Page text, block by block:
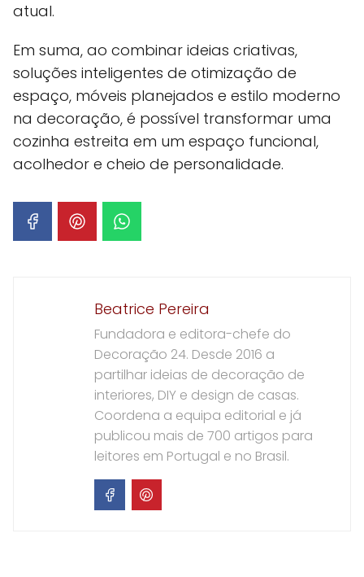
atual.
Em suma, ao combinar ideias criativas,
soluções inteligentes de otimização de
espaço, móveis planejados e estilo moderno
na decoração, é possível transformar uma
cozinha estreita em um espaço funcional,
acolhedor e cheio de personalidade.
Beatrice Pereira
Fundadora e editora-chefe do
Decoração 24. Desde 2016 a
partilhar ideias de decoração de
interiores, DIY e design de casas.
Coordena a equipa editorial e já
publicou mais de 700 artigos para
leitores em Portugal e no Brasil.